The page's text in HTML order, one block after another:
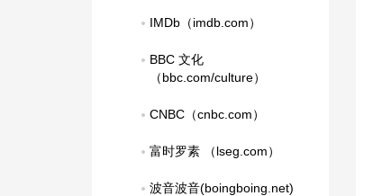
IMDb（imdb.com）
BBC 文化
（bbc.com/culture）
CNBC（cnbc.com）
富时罗素 （lseg.com）
波音波音(boingboing.net)